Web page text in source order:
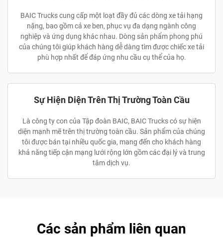
BAIC Trucks cung cấp một loạt đầy đủ các dòng xe tải hạng
nặng, bao gồm cả xe ben, phục vụ đa dạng ngành công
nghiệp và ứng dụng khác nhau. Dòng sản phẩm phong phú
của chúng tôi giúp khách hàng dễ dàng tìm được chiếc xe tải
phù hợp nhất để đáp ứng nhu cầu cụ thể của họ.
Sự Hiện Diện Trên Thị Trường Toàn Cầu
Là công ty con của Tập đoàn BAIC, BAIC Trucks có sự hiện
diện mạnh mẽ trên thị trường toàn cầu. Sản phẩm của chúng
tôi được bán tại nhiều quốc gia, mang đến cho khách hàng
khả năng tiếp cận mạng lưới rộng lớn gồm các đại lý và trung
tâm dịch vụ.
Các sản phẩm liên quan